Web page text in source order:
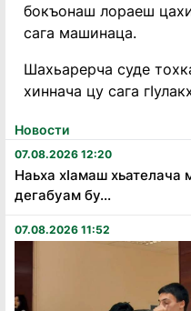
Новости
07.08.2026 12:20
Наьха хӏамаш хьателача
дегабуам бу...
07.08.2026 11:52
бокъонаш лораеш
сага машинаца.
Шахьарерча суде
хиннача цу сага